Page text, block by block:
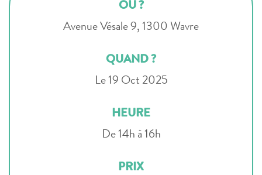
OÙ ?
Avenue Vésale 9, 1300 Wavre
QUAND ?
Le 19 Oct 2025
HEURE
De 14h à 16h
PRIX